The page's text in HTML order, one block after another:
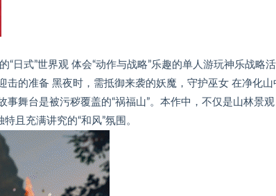
日式”世界观 体会“动作与战略”乐趣的单人游玩神乐战略
的准备 黑夜时，需抵御来袭的妖魔，守护巫女 在净化山
舞台是被污秽覆盖的“祸福山”。本作中，不仅是山林景观
且充满讲究的“和风”氛围。